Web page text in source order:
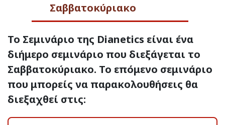
Σαββατοκύριακο
Το Σεμινάριο της Dianetics είναι ένα
διήμερο σεμινάριο που διεξάγεται το
Σαββατοκύριακο. Το επόμενο σεμινάριο
που μπορείς να παρακολουθήσεις θα
διεξαχθεί στις: